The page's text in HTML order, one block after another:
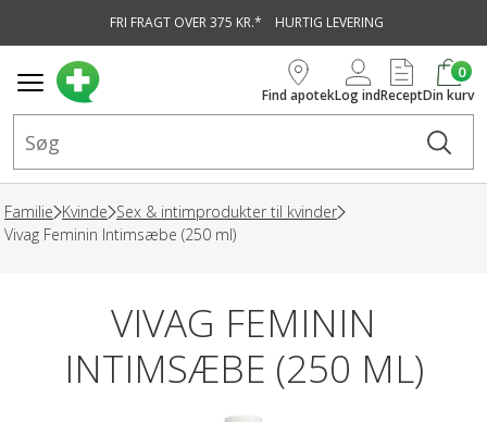
FRI FRAGT OVER 375 KR.* HURTIG LEVERING
Find apotekLog indRecept
0
Din kurv
Familie Kvinde Sex & intimprodukter til kvinder
Vivag Feminin Intimsæbe (250 ml)
VIVAG FEMININ
INTIMSÆBE (250 ML)